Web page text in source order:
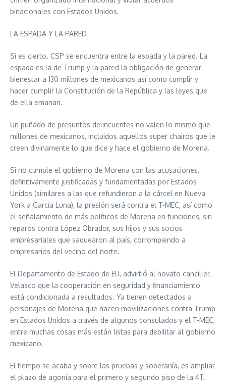
binacionales con Estados Unidos.
LA ESPADA Y LA PARED
Si es cierto. CSP se encuentra entre la espada y la pared. La
espada es la de Trump y la pared la obligación de generar
bienestar a 130 millones de mexicanos así como cumplir y
hacer cumplir la Constitución de la República y las leyes que
de ella emanan.
Un puñado de presuntos delincuentes no valen lo mismo que
millones de mexicanos, incluidos aquellos super chairos que le
creen divinamente lo que dice y hace el gobierno de Morena.
Si no cumple el gobierno de Morena con las acusaciones,
definitivamente justificadas y fundamentadas por Estados
Unidos (similares a las que refundieron a la cárcel en Nueva
York a García Luna), la presión será contra el T-MEC, así como
el señalamiento de más políticos de Morena en funciones, sin
reparos contra López Obrador, sus hijos y sus socios
empresariales que saquearon al país, corrompiendo a
empresarios del vecino del norte.
El Departamento de Estado de EU, advirtió al novato canciller,
Velasco que la cooperación en seguridad y financiamiento
está condicionada a resultados. Ya tienen detectados a
personajes de Morena que hacen movilizaciones contra Trump
en Estados Unidos a través de algunos consulados y el T-MEC,
entre muchas cosas más están listas para debilitar al gobierno
mexicano.
El tiempo se acaba y sobre las pruebas y soberanía, es ampliar
el plazo de agonía para el primero y segundo piso de la 4T.